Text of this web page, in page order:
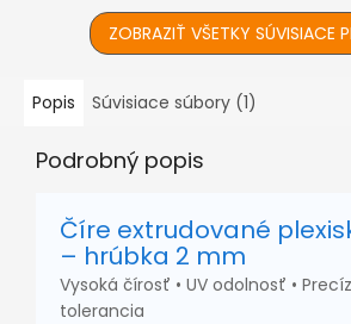
ZOBRAZIŤ VŠETKY SÚVISIACE
Popis Súvisiace súbory (1)
Podrobný popis
Číre extrudované
– hrúbka 2 mm
Vysoká čírosť • UV odolnosť •
tolerancia